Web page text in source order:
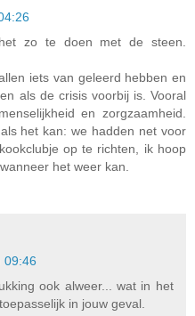
zo te doen met de steen.
iets van geleerd hebben en
als de crisis voorbij is. Vooral
en zorgzaamheid.
het kan: we hadden net voor
op te richten, ik hoop
het weer kan.
09:46
ook alweer... wat in het
in jouw geval.